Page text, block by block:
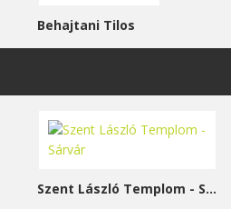
Behajtani Tilos
Szent László Templom - Sárvár